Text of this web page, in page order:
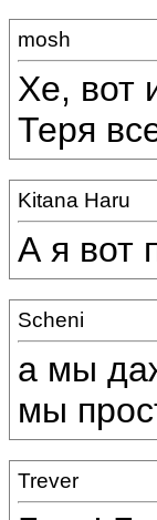
mosh
Хе, вот
Теря
Kitana Haru
А я вот
Scheni
а мы
мы
Trever